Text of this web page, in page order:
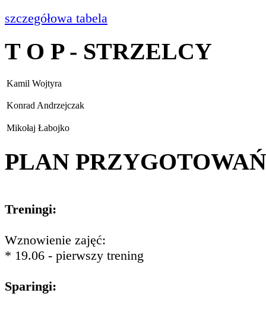
szczegółowa tabela
T O P - STRZELCY
Kamil Wojtyra
Konrad Andrzejczak
Mikołaj Łabojko
PLAN PRZYGOTOWAŃ
Treningi:
Wznowienie zajęć:
* 19.06 - pierwszy trening
Sparingi: